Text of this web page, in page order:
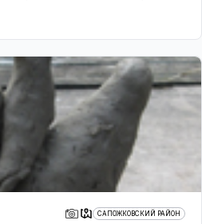
САПОЖКОВСКИЙ РАЙОН